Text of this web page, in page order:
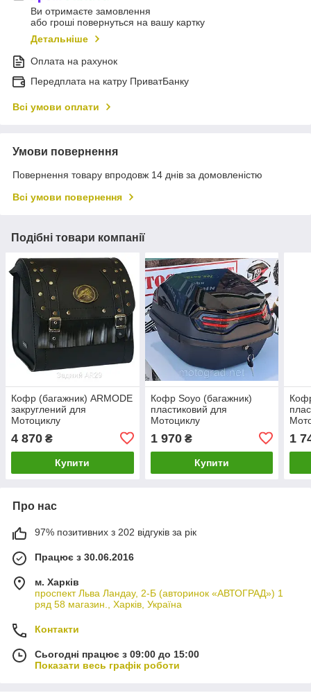
Ви отримаєте замовлення
або гроші повернуться на вашу картку
Детальніше
Оплата на рахунок
Передплата на катру ПриватБанку
Всі умови оплати
Умови повернення
Повернення товару впродовж 14 днів за домовленістю
Всі умови повернення
Подібні товари компанії
Кофр (багажник) ARMODE
закруглений для
Мотоциклу
4 870 ₴
Купити
Кофр Soyo (багажник)
пластиковий для
Мотоциклу
1 970₴
Купити
1
Про нас
97% позитивних з 202 відгуків за рік
Працює з 30.06.2016
м. Харків
проспект Льва Ландау, 2-Б (авторинок «АВТОГРАД») 1
ряд 58 магазин., Харків, Україна
Контакти
Сьогодні працює з 09:00 до 15:00
Показати весь графік роботи